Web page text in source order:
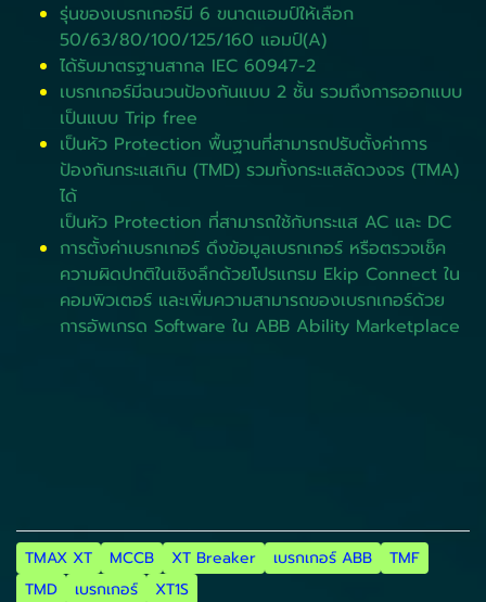
รุ่นของเบรกเกอร์มี 6 ขนาดแอมป์ให้เลือก
50/63/80/100/125/160 แอมป์(A)
ได้รับมาตรฐานสากล IEC 60947-2
เบรกเกอร์มีฉนวนป้องกันแบบ 2 ชั้น รวมถึงการออกแบบ
เป็นแบบ Trip free
เป็นหัว Protection พื้นฐานที่สามารถปรับตั้งค่าการ
ป้องกันกระแสเกิน (TMD) รวมทั้งกระแสลัดวงจร (TMA)
ได้
เป็นหัว Protection ที่สามารถใช้กับกระแส AC และ DC
การตั้งค่าเบรกเกอร์ ดึงข้อมูลเบรกเกอร์ หรือตรวจเช็ค
ความผิดปกติในเชิงลึกด้วยโปรแกรม Ekip Connect ใน
คอมพิวเตอร์ และเพิ่มความสามารถของเบรกเกอร์ด้วย
การอัพเกรด Software ใน ABB Ability Marketplace
TMAX XT MCCB XT Breaker เบรกเกอร์ ABB
TMF
TMD
เบรกเกอร์ XT1S